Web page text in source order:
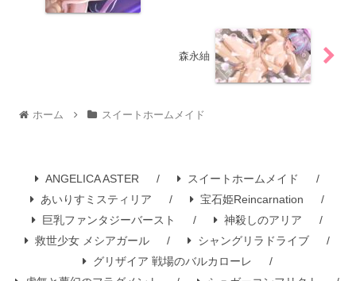
森永紬
ホーム スイートホームメイド
ANGELICA ASTER
スイートホームメイド
あいりすミスティリア
宝石姫Reincarnation
巨乳ファンタジーバースト
神殺しのアリア
救世少女 メシアガール
シャングリラドライブ
グリザイア 戦場のバルカローレ